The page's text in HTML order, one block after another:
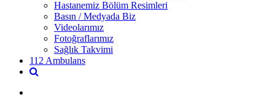
Hastanemiz Bölüm Resimleri
Basın / Medyada Biz
Videolarımız
Fotoğraflarımız
Sağlık Takvimi
112 Ambulans